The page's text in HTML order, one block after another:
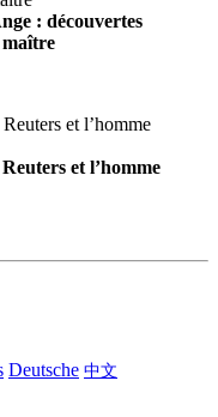
: découvertes
maître
et l’homme
Deutsche 中文